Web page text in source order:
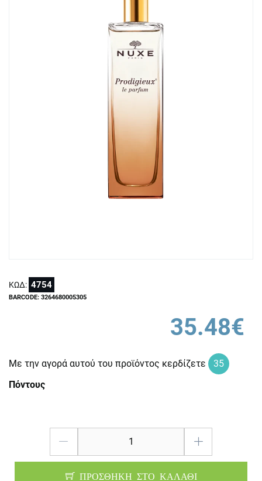
ΚΩΔ: 4754
BARCODE: 3264680005305
35.48€
Με την αγορά αυτού του προϊόντος κερδίζετε
35
Πόντους
ΠΡΟΣΘΗΚΗ ΣΤΟ ΚΑΛΑΘΙ